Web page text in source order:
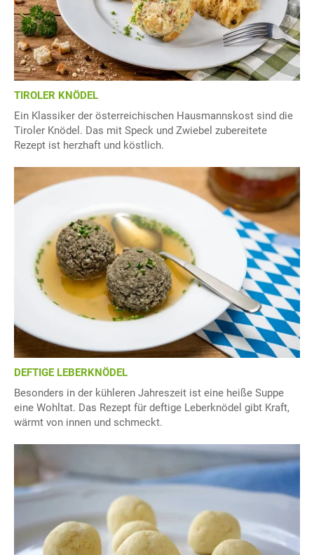
TIROLER KNÖDEL
Ein Klassiker der österreichischen Hausmannskost sind die
Tiroler Knödel. Das mit Speck und Zwiebel zubereitete
Rezept ist herzhaft und köstlich.
DEFTIGE LEBERKNÖDEL
Besonders in der kühleren Jahreszeit ist eine heiße Suppe
eine Wohltat. Das Rezept für deftige Leberknödel gibt Kraft,
wärmt von innen und schmeckt.